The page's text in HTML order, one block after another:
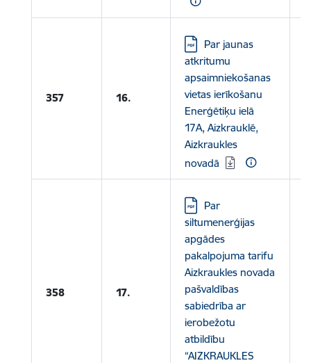
357 16.
Lejupielādēt:
Par jaunas
atkritumu
apsaimniekošanas
vietas ierīkošanu
Enerģētiķu ielā
17A, Aizkrauklē,
Aizkraukles
novadā
358 17.
Lejupielādēt:
Par
siltumenerģijas
apgādes
pakalpojuma tarifu
Aizkraukles novada
pašvaldības
sabiedrība ar
ierobežotu
atbildību
“AIZKRAUKLES